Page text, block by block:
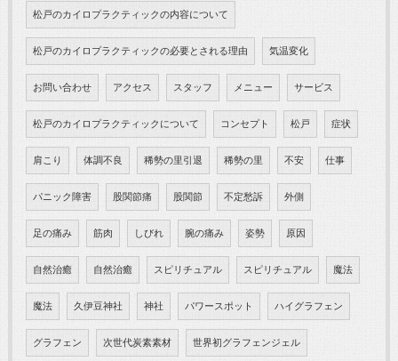
松戸のカイロプラクティックの内容について
松戸のカイロプラクティックの必要とされる理由 気温変化
お問い合わせ アクセス スタッフ メニュー サービス
松戸のカイロプラクティックについて コンセプト 松戸 症状
肩こり 体調不良 稀勢の里引退 稀勢の里 不安 仕事
パニック障害 股関節痛 股関節 不定愁訴 外側
足の痛み 筋肉 しびれ 腕の痛み 姿勢 原因
自然治癒 自然治癒 スピリチュアル スピリチュアル 魔法
魔法 久伊豆神社 神社 パワースポット ハイグラフェン
グラフェン 次世代炭素素材 世界初グラフェンジェル